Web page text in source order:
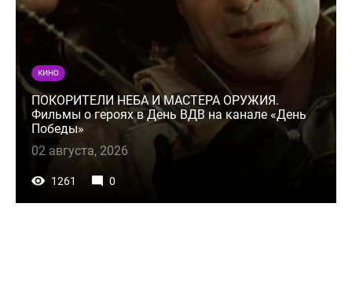
КИНО
ПОКОРИТЕЛИ НЕБА И МАСТЕРА ОРУЖИЯ.
Фильмы о героях в День ВДВ на канале «День
Победы»
02 августа, 2026
1261 0